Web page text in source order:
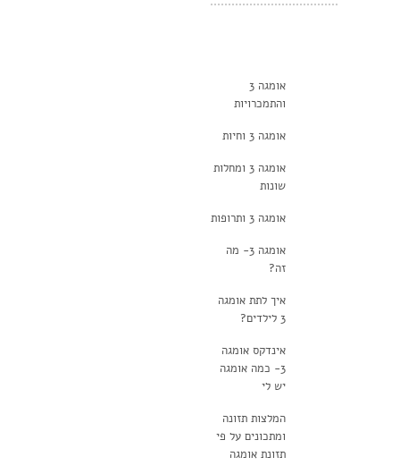
אומגה 3
והתמכרויות
אומגה 3 וחיות
אומגה 3 ומחלות
שונות
אומגה 3 ותרופות
אומגה 3- מה
זה?
איך לתת אומגה
3 לילדים?
אינדקס אומגה
3- כמה אומגה
יש לי
המלצות תזונה
ומתכונים על פי
תזונת אומגה